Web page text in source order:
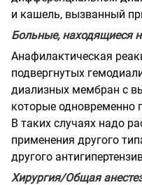
и кашель, вызванный
Больные, находящиеся
Анафилактическая
подвергнутых
диализных мембран с
которые
В таких случаях надо
применения другого
другого
Хирургия/Общая